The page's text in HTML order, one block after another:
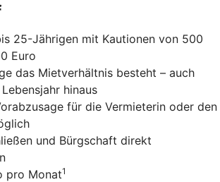
25-Jährigen mit Kautionen von 500
Euro
das Mietverhältnis besteht – auch
hinaus
für die Vermieterin oder den
und Bürgschaft direkt
pro Monat1